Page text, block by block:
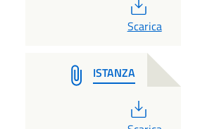
PDF
Scarica
ISTANZA